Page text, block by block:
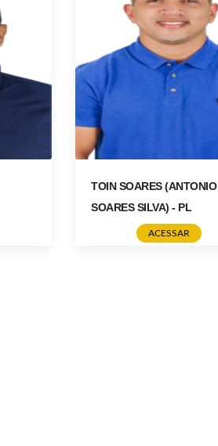
TOIN SOARES (ANTONIO
SOARES SILVA) - PL
ACESSAR